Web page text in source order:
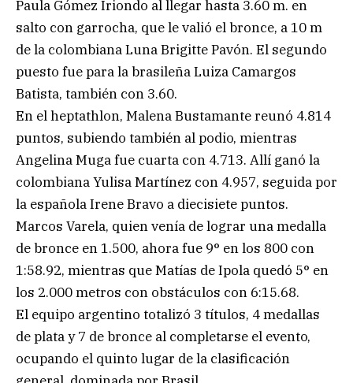
Paula Gómez Iriondo al llegar hasta 3.60 m. en
salto con garrocha, que le valió el bronce, a 10 m
de la colombiana Luna Brigitte Pavón. El segundo
puesto fue para la brasileña Luiza Camargos
Batista, también con 3.60.
En el heptathlon, Malena Bustamante reunó 4.814
puntos, subiendo también al podio, mientras
Angelina Muga fue cuarta con 4.713. Allí ganó la
colombiana Yulisa Martínez con 4.957, seguida por
la española Irene Bravo a diecisiete puntos.
Marcos Varela, quien venía de lograr una medalla
de bronce en 1.500, ahora fue 9° en los 800 con
1:58.92, mientras que Matías de Ipola quedó 5° en
los 2.000 metros con obstáculos con 6:15.68.
El equipo argentino totalizó 3 títulos, 4 medallas
de plata y 7 de bronce al completarse el evento,
ocupando el quinto lugar de la clasificación